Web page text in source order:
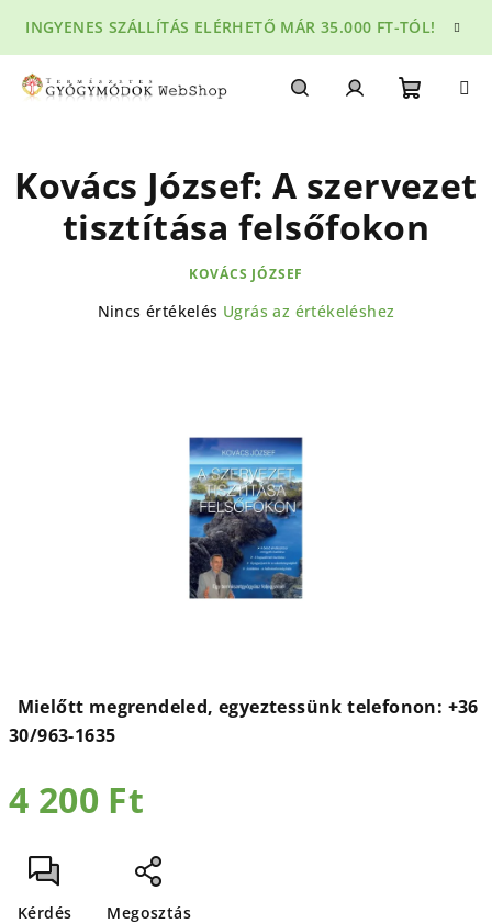
fő
tartalomhoz
INGYENES SZÁLLÍTÁS ELÉRHETŐ MÁR 35.000 FT-TÓL!
4 200 Ft
Kérdés Megosztás
Kovács József: A szervezet
tisztítása felsőfokon
KOVÁCS JÓZSEF
A
Nincs értékelés Ugrás az értékeléshez